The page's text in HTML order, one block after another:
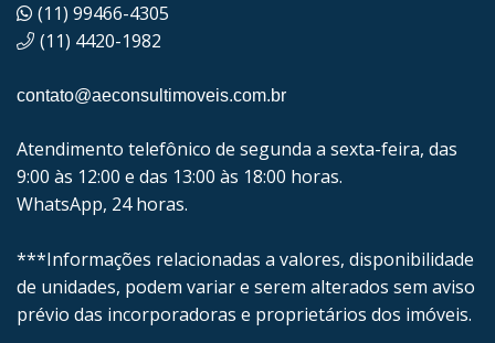
(11) 99466-4305
(11) 4420-1982
contato@aeconsultimoveis.com.br
Atendimento telefônico de segunda a sexta-feira, das
9:00 às 12:00 e das 13:00 às 18:00 horas.
WhatsApp, 24 horas.
***Informações relacionadas a valores, disponibilidade
de unidades, podem variar e serem alterados sem aviso
prévio das incorporadoras e proprietários dos imóveis.